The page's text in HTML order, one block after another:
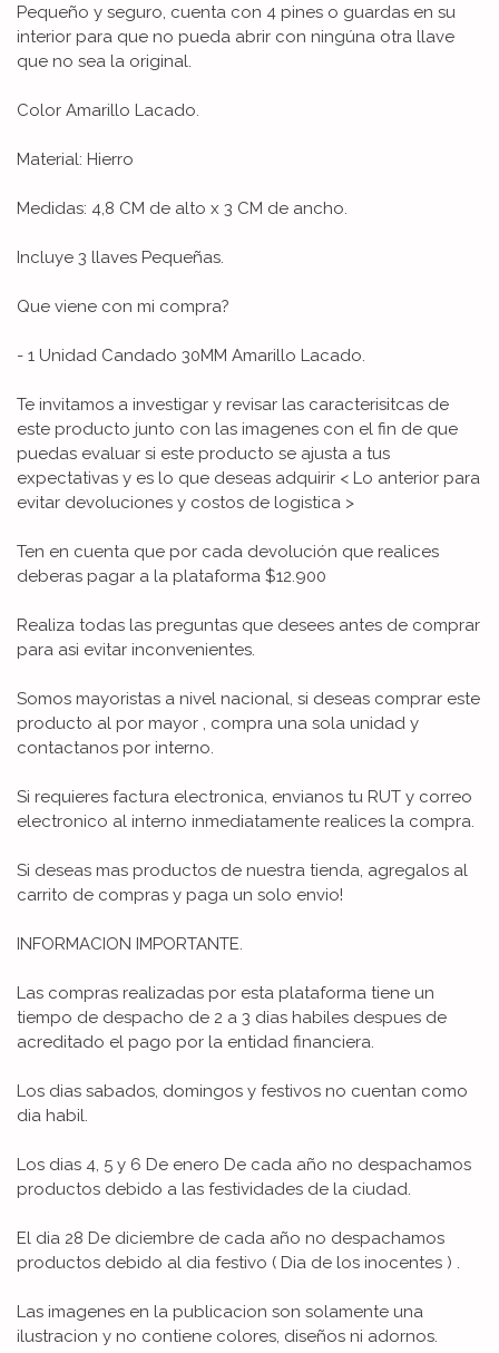
Pequeño y seguro, cuenta con 4 pines o guardas en su
interior para que no pueda abrir con ningúna otra llave
que no sea la original.
Color Amarillo Lacado.
Material: Hierro
Medidas: 4,8 CM de alto x 3 CM de ancho.
Incluye 3 llaves Pequeñas.
Que viene con mi compra?
- 1 Unidad Candado 30MM Amarillo Lacado.
Te invitamos a investigar y revisar las caracterisitcas de
este producto junto con las imagenes con el fin de que
puedas evaluar si este producto se ajusta a tus
expectativas y es lo que deseas adquirir < Lo anterior para
evitar devoluciones y costos de logistica >
Ten en cuenta que por cada devolución que realices
deberas pagar a la plataforma $12.900
Realiza todas las preguntas que desees antes de comprar
para asi evitar inconvenientes.
Somos mayoristas a nivel nacional, si deseas comprar este
producto al por mayor , compra una sola unidad y
contactanos por interno.
Si requieres factura electronica, envianos tu RUT y correo
electronico al interno inmediatamente realices la compra.
Si deseas mas productos de nuestra tienda, agregalos al
carrito de compras y paga un solo envio!
INFORMACION IMPORTANTE.
Las compras realizadas por esta plataforma tiene un
tiempo de despacho de 2 a 3 dias habiles despues de
acreditado el pago por la entidad financiera.
Los dias sabados, domingos y festivos no cuentan como
dia habil.
Los dias 4, 5 y 6 De enero De cada año no despachamos
productos debido a las festividades de la ciudad.
El dia 28 De diciembre de cada año no despachamos
productos debido al dia festivo ( Dia de los inocentes ) .
Las imagenes en la publicacion son solamente una
ilustracion y no contiene colores, diseños ni adornos.